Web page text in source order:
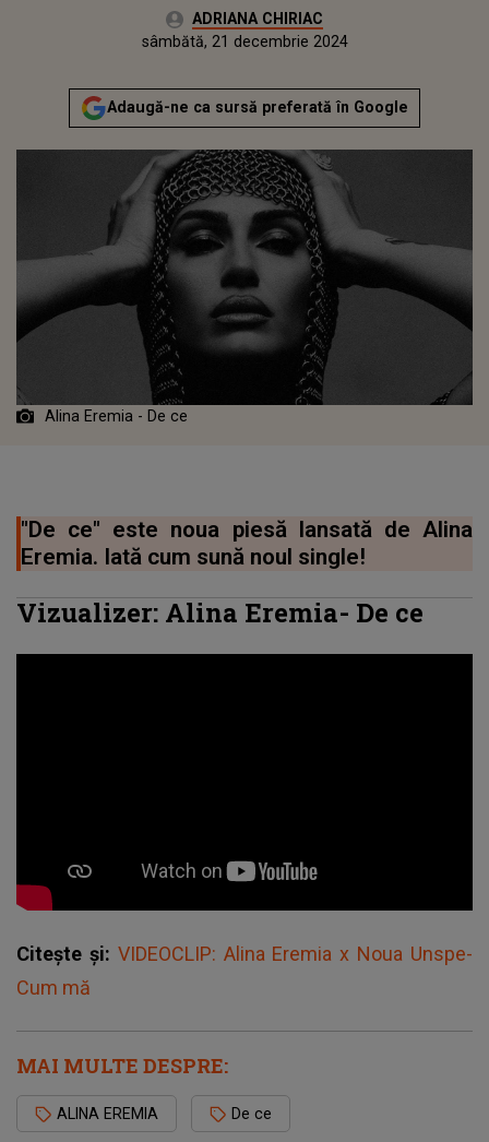
Autor:ADRIANA CHIRIAC
sâmbătă, 21 decembrie 2024
Actualizat:
sâmbătă, 21 decembrie 2024
Adaugă-ne ca sursă preferată în Google
Alina Eremia - De ce
"De ce" este noua piesă lansată de Alina
Eremia. Iată cum sună noul single!
Vizualizer: Alina Eremia- De ce
Citește și: VIDEOCLIP: Alina Eremia x Noua Unspe-
Cum mă
MAI MULTE DESPRE:
ALINA EREMIA De ce